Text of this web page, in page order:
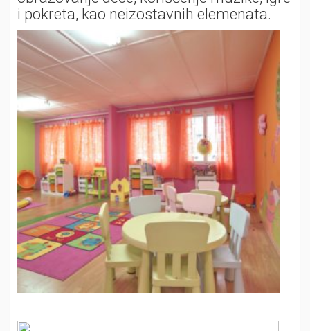
i pokreta, kao neizostavnih elemenata.